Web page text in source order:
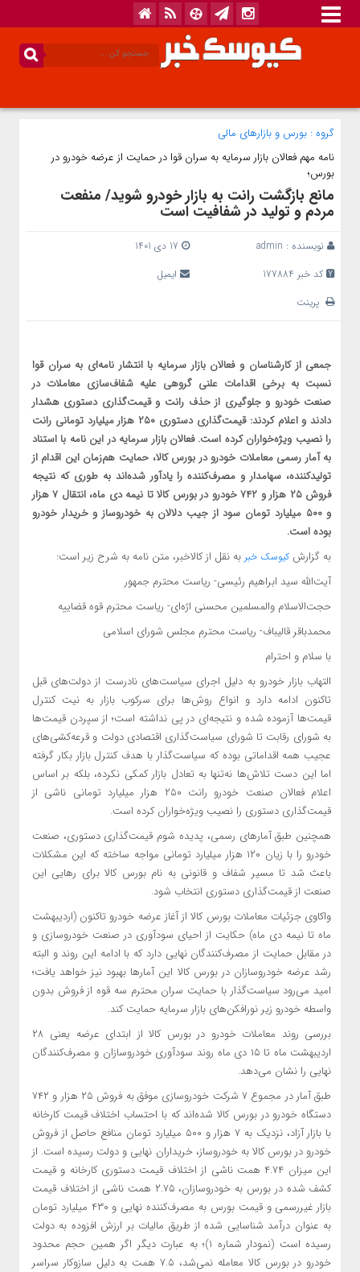
گروه : بورس و بازار‌های مالی
نامه‌ مهم فعالان بازار سرمایه به سران قوا در حمایت از عرضه خودرو در
بورس؛
مانع بازگشت رانت به بازار خودرو شوید/ منفعت
مردم و تولید در شفافیت است
نویسنده : admin
کد خبر 177884
ایمیل
پرینت
جمعی از کارشناسان و فعالان بازار سرمایه با انتشار نامه‌ای به سران قوا
نسبت به برخی اقدامات علنی گروهی علیه شفاف‌سازی معاملات در
صنعت خودرو و جلوگیری از حذف رانت و قیمت‌گذاری دستوری هشدار
دادند و اعلام کردند: قیمت‌گذاری دستوری ۲۵۰ هزار میلیارد تومانی رانت
را نصیب ویژه‌خواران کرده است. فعالان بازار سرمایه در این نامه‌ با استناد
به آمار رسمی معاملات خودرو در بورس کالا، حمایت هم‌زمان این اقدام از
تولیدکننده، سهامدار و مصرف‌کننده را یادآور شده‌اند به طوری که نتیجه
فروش ۲۵ هزار و ۷۴۲ خودرو در بورس کالا تا نیمه دی ماه، انتقال ۷ هزار
و ۵۰۰ میلیارد تومان سود از جیب دلالان به خودروساز و خریدار خودرو
بوده است.
به گزارش کیوسک خبر به نقل از کالاخبر، متن نامه به شرح زیر است:
آیت‌الله سید ابراهیم رئیسی- ریاست محترم جمهور
حجت‌الاسلام والمسلمین محسنی اژه‌ای- ریاست محترم قوه قضاییه
محمدباقر قالیباف- ریاست محترم مجلس شورای اسلامی
با سلام و احترام
التهاب بازار خودرو به دلیل اجرای سیاست‌های نادرست از دولت‌های قبل
تاکنون ادامه دارد و انواع روش‌ها برای سرکوب بازار به نیت کنترل
قیمت‌ها آزموده شده و نتیجه‌ای در پی نداشته است؛ از سپردن قیمت‌ها
به شورای رقابت تا شورای سیاست‌گذاری اقتصادی دولت و قرعه‌کشی‌های
عجیب همه اقداماتی بوده که سیاست‌گذار با هدف کنترل بازار بکار گرفته
اما این دست تلاش‌ها نه‌تنها به تعادل بازار کمکی نکرده، بلکه بر اساس
اعلام فعالان صنعت خودرو رانت ۲۵۰ هزار میلیارد تومانی ناشی از
قیمت‌گذاری دستوری را نصیب ویژه‌خواران کرده است.
همچنین طبق آمارهای رسمی، پدیده شوم قیمت‌گذاری دستوری، صنعت
خودرو را با زیان ۱۲۰ هزار میلیارد تومانی مواجه ساخته که این مشکلات
باعث شد تا مسیر شفاف و قانونی به نام بورس کالا برای رهایی این
صنعت از قیمت‌گذاری دستوری انتخاب شود.
واکاوی جزئیات معاملات بورس کالا از آغاز عرضه خودرو تاکنون (اردیبهشت
ماه تا نیمه دی ماه) حکایت از احیای سودآوری در صنعت خودروسازی و
در مقابل حمایت از مصرف‌کنندگان نهایی دارد که با ادامه این روند و البته
رشد عرضه خودروسازان در بورس کالا این آمارها بهبود نیز خواهد یافت؛
امید می‌رود سیاست‌گذار با حمایت سران محترم سه قوه از فروش بدون
واسطه خودرو زیر نورافکن‌های بازار سرمایه حمایت کند.
بررسی روند معاملات خودرو در بورس کالا از ابتدای عرضه یعنی ۲۸
اردیبهشت ماه تا ۱۵ دی ماه روند سودآوری خودروسازان و مصرف‌کنندگان
نهایی را نشان می‌دهد.
طبق آمار در مجموع ۷ شرکت خودروسازی موفق به فروش ۲۵ هزار و ۷۴۲
دستگاه خودرو در بورس کالا شده‌اند که با احتساب اختلاف قیمت کارخانه
با بازار آزاد، نزدیک به ۷ هزار و ۵۰۰ میلیارد تومان منافع حاصل از فروش
خودرو در بورس کالا به خودروساز، خریداران نهایی و دولت رسیده است. از
این میزان ۴.۷۴ همت ناشی از اختلاف قیمت دستوری کارخانه و قیمت
کشف شده در بورس به خودروسازان، ۲.۷۵ همت ناشی از اختلاف قیمت
بازار غیررسمی و قیمت بورس به مصرف‌کننده نهایی و ۴۳۰ میلیارد تومان
به عنوان درآمد شناسایی شده از طریق مالیات بر ارزش افزوده به دولت
رسیده است (نمودار شماره ۱)؛ به عبارت دیگر اگر همین حجم محدود
خودرو در بورس کالا معامله نمی‌شد، ۷.۵ همت به دلیل سازوکار سراسر